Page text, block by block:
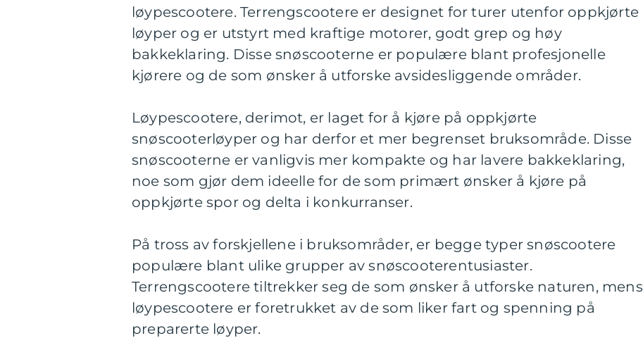
løypescootere. Terrengscootere er designet for turer utenfor oppkjørte
løyper og er utstyrt med kraftige motorer, godt grep og høy
bakkeklaring. Disse snøscooterne er populære blant profesjonelle
kjørere og de som ønsker å utforske avsidesliggende områder.
Løypescootere, derimot, er laget for å kjøre på oppkjørte
snøscooterløyper og har derfor et mer begrenset bruksområde. Disse
snøscooterne er vanligvis mer kompakte og har lavere bakkeklaring,
noe som gjør dem ideelle for de som primært ønsker å kjøre på
oppkjørte spor og delta i konkurranser.
På tross av forskjellene i bruksområder, er begge typer snøscootere
populære blant ulike grupper av snøscooterentusiaster.
Terrengscootere tiltrekker seg de som ønsker å utforske naturen, mens
løypescootere er foretrukket av de som liker fart og spenning på
preparerte løyper.